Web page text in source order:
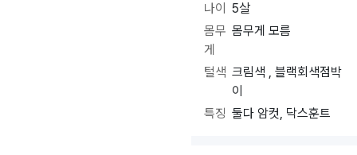
나이
5살
몸무
게
몸무게 모름
털색 크림색 , 블랙회색점박
이
특징 둘다 암컷, 닥스훈트